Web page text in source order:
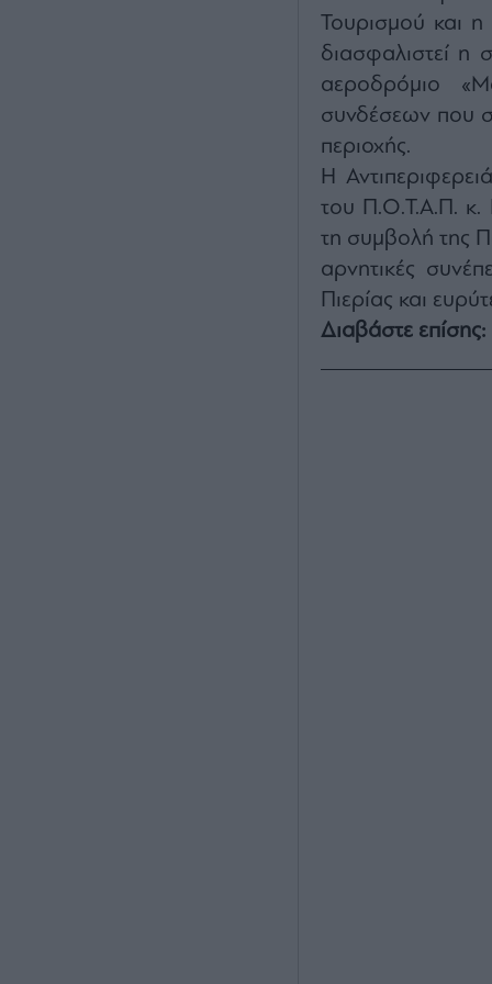
Τουρισμού και
διασφαλιστεί η
αεροδρόμιο
συνδέσεων που
περιοχής.
Η
του Π.Ο.Τ.Α.Π. κ.
τη συμβολή της
αρνητικές
Πιερίας και
Διαβάστε επίσης: